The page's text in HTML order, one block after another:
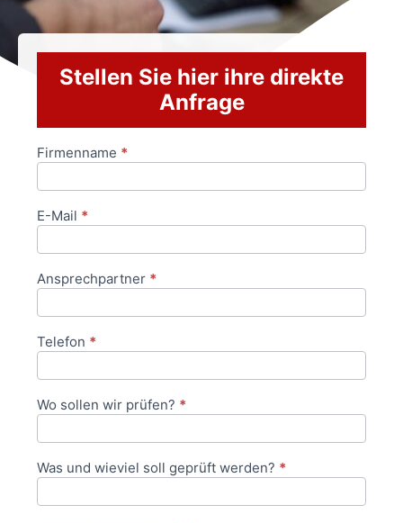
Stellen Sie hier ihre direkte
Anfrage
Anfrageformular
Firmenname *
E-Mail *
Ansprechpartner *
Telefon *
Wo sollen wir prüfen? *
Was und wieviel soll geprüft werden? *